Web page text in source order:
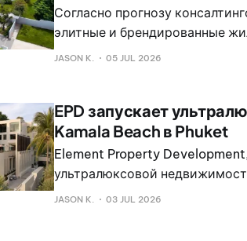
Согласно прогнозу
элитные и брендированные
западного побережья
JASON K. 05 JUL 2026
EPD запускает
Kamala Beach в Phuket
Element Property
ультралюксовой
новый проект на Kamala Beach
JASON K. 03 JUL 2026